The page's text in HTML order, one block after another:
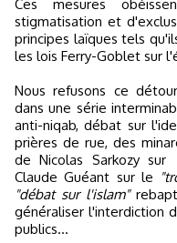
Ces mesures
stigmatisation et
principes laïques tels
les lois Ferry-Goblet sur
Nous refusons ce
dans une série
anti-niqab, débat sur
prières de rue, des
de Nicolas Sarkozy sur
Claude Guéant sur le
"débat sur l'islam"
généraliser l'interdiction
publics...